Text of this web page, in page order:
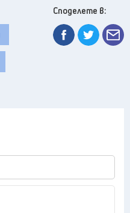
Споделете в: